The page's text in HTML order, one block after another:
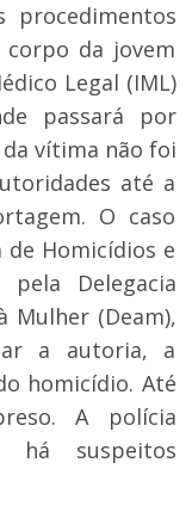
procedimentos
da jovem
Legal (IML)
passará por
da vítima não foi
até a
O caso
de Homicídios e
pela Delegacia
Mulher (Deam),
a autoria, a
homicídio. Até
A polícia
há suspeitos